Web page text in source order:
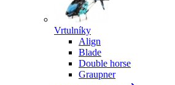
Vrtulníky
Align
Blade
Double horse
Graupner